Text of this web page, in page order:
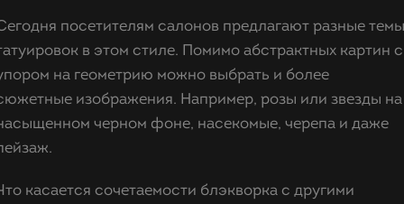
посетителям салонов предлагают разные темы
в этом стиле. Помимо абстрактных картин с
на геометрию можно выбрать и более
изображения. Например, розы или звезды на
черном фоне, насекомые, черепа и даже
касается сочетаемости блэкворка с другими